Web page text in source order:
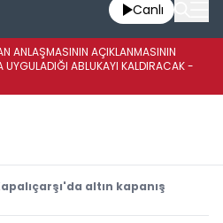
Canlı
ANLAŞMASININ AÇIKLANMASININ
UYGULADIĞI ABLUKAYI KALDIRACAK -
altın kapanış